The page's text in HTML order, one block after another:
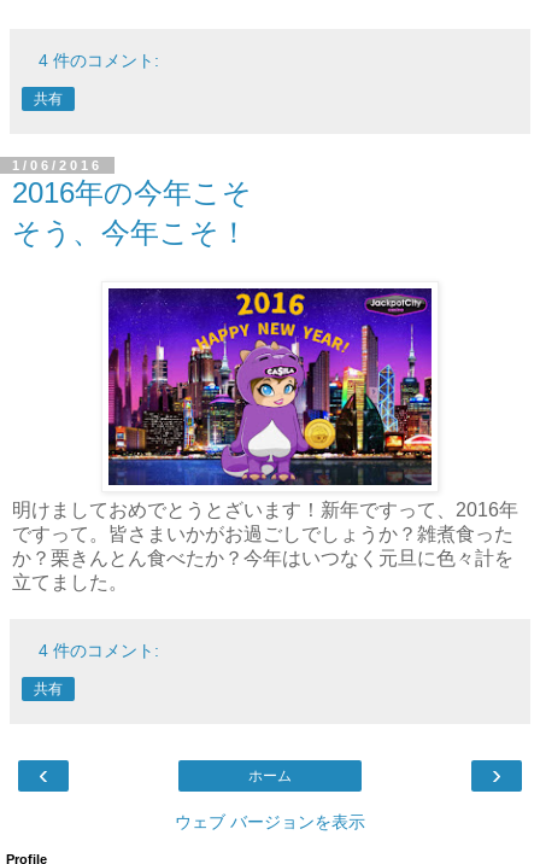
4 件のコメント:
共有
1/06/2016
2016年の今年こそ
そう、今年こそ！
明けましておめでとうとざいます！新年ですって、2016年
ですって。皆さまいかがお過ごしでしょうか？雑煮食った
か？栗きんとん食べたか？今年はいつなく元旦に色々計を
立てました。
4 件のコメント:
共有
‹ ›
ホーム
ウェブ バージョンを表示
Profile